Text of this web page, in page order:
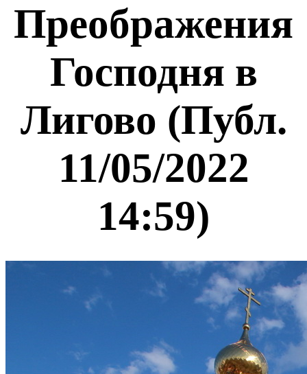
Преображения
Господня в
Лигово (Публ.
11/05/2022
14:59)